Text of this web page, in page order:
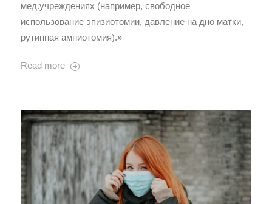
мед.учреждениях (например, свободное
использование эпизиотомии, давление на дно матки,
рутинная амниотомия).»
Read more